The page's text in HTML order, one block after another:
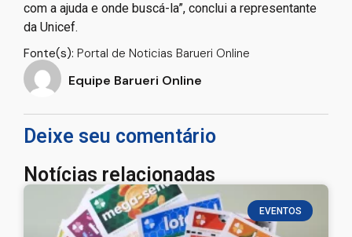
vítimas de uma violência e saibam que podem contar
com a ajuda e onde buscá-la”, conclui a representante
da Unicef.
Fonte(s):Portal de Noticias Barueri Online
Notícias relacionadas
EVENTOS